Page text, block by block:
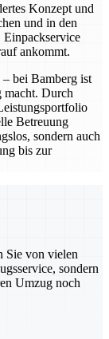
Konzept und
und in den
Einpackservice
ankommt.
bei Bamberg ist
macht. Durch
Betreuung
sondern auch
bis zur
Sie von vielen
sondern
Umzug noch